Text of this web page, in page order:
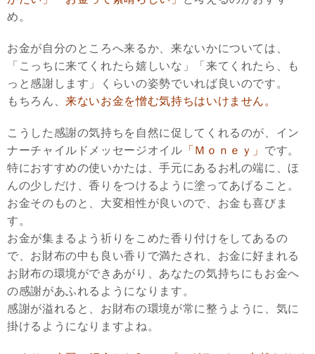
め。
お金が自分のところへ来るか、来ないかについては、
「こっちに来てくれたら嬉しいな」「来てくれたら、も
っと感謝します」くらいの姿勢でいれば良いのです。
もちろん、来ないお金を憎む気持ちはいけません。
こうした感謝の気持ちを自然に促してくれるのが、イン
ナーチャイルドメッセージオイル 「Ｍｏｎｅｙ」 です。
特におすすめの使いかたは、手元にあるお札の端に、ほ
んの少しだけ、香りをつけるように塗ってあげること。
お金そのものと、大変相性が良いので、お金も喜びま
す。
お金が集まるよう祈りをこめた香り付けをしてあるの
で、お財布の中も良い香りで満たされ、お金に好まれる
お財布の環境ができあがり、あなたの気持ちにもお金へ
の感謝があふれるようになります。
感謝が溢れると、お財布の環境が常に整うように、気に
掛けるようになりますよね。